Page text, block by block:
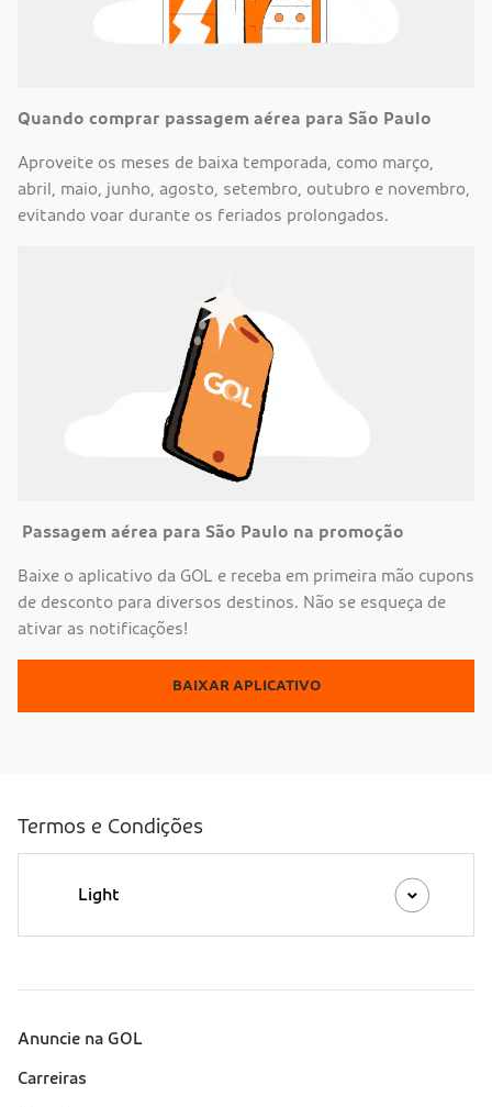
Quando comprar passagem aérea para São Paulo
Aproveite os meses de baixa temporada, como março,
abril, maio, junho, agosto, setembro, outubro e novembro,
evitando voar durante os feriados prolongados.
Passagem aérea para São Paulo na promoção
Baixe o aplicativo da GOL e receba em primeira mão cupons
de desconto para diversos destinos. Não se esqueça de
ativar as notificações!
BAIXAR APLICATIVO
Termos e Condições
Light
Sobre a Gol (footer)
Anuncie na GOL
Carreiras